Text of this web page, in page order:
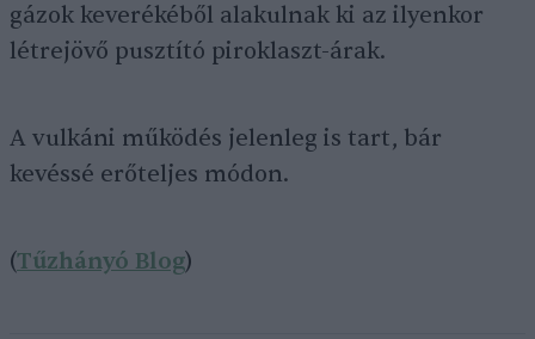
gázok keverékéből alakulnak ki az ilyenkor
létrejövő pusztító piroklaszt-árak.
A vulkáni működés jelenleg is tart, bár
kevéssé erőteljes módon.
(Tűzhányó Blog)